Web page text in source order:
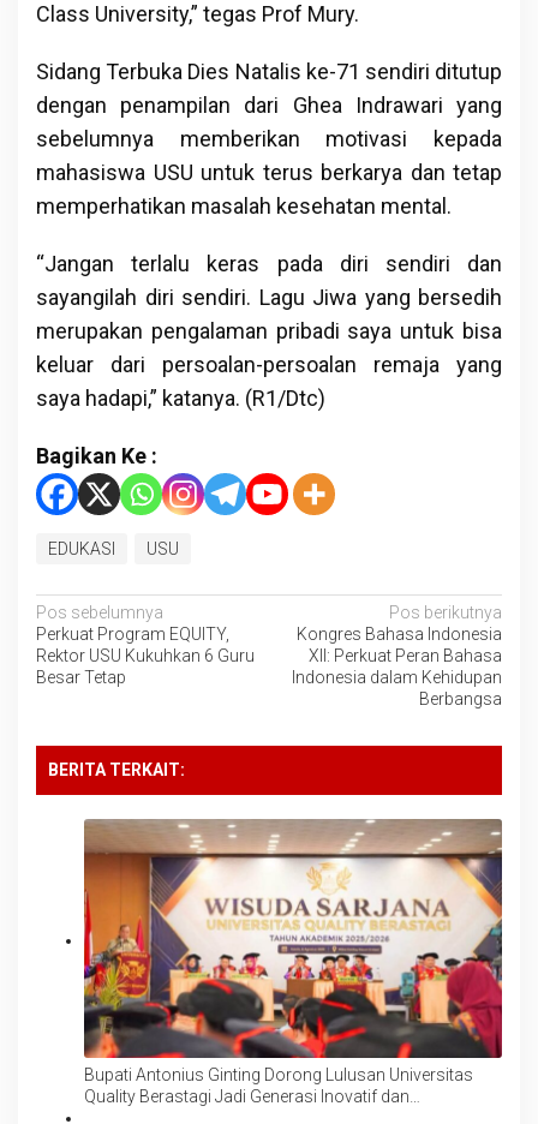
Class University,” tegas Prof Mury.
Sidang Terbuka Dies Natalis ke-71 sendiri ditutup
dengan penampilan dari Ghea Indrawari yang
sebelumnya memberikan motivasi kepada
mahasiswa USU untuk terus berkarya dan tetap
memperhatikan masalah kesehatan mental.
“Jangan terlalu keras pada diri sendiri dan
sayangilah diri sendiri. Lagu Jiwa yang bersedih
merupakan pengalaman pribadi saya untuk bisa
keluar dari persoalan-persoalan remaja yang
saya hadapi,” katanya. (R1/Dtc)
Bagikan Ke :
EDUKASI USU
Navigasi
pos
Pos sebelumnya
Perkuat Program EQUITY,
Rektor USU Kukuhkan 6 Guru
Besar Tetap
Pos berikutnya
Kongres Bahasa Indonesia
XII: Perkuat Peran Bahasa
Indonesia dalam Kehidupan
Berbangsa
BERITA TERKAIT:
Bupati Antonius Ginting Dorong Lulusan Universitas
Quality Berastagi Jadi Generasi Inovatif dan